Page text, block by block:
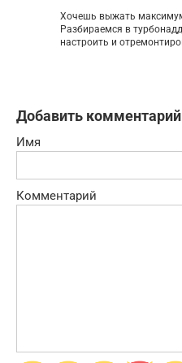
Хочешь выжать
Разбираемся в
настроить и
Добавить комментарий
Имя
Комментарий